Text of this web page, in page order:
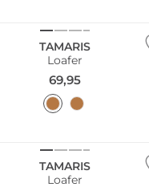
TAMARIS
Loafer
69,95
TAMARIS
Loafer